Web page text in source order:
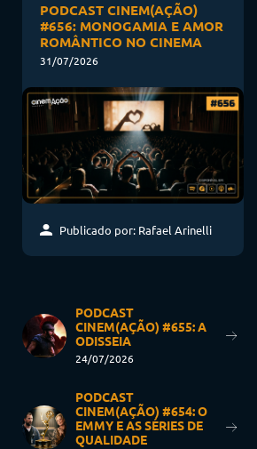
PODCAST CINEM(AÇÃO)
#656: MONOGAMIA E AMOR
ROMÂNTICO NO CINEMA
31/07/2026
Publicado por: Rafael Arinelli
PODCAST
CINEM(AÇÃO) #655: A
ODISSEIA
24/07/2026
PODCAST
CINEM(AÇÃO) #654: O
EMMY E AS SÉRIES DE
QUALIDADE